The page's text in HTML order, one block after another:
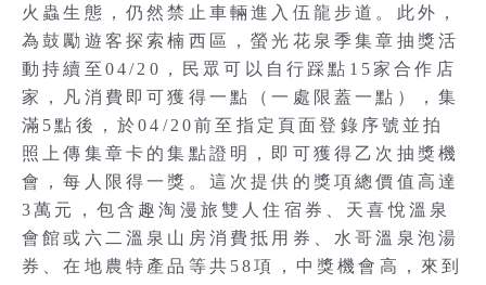
火蟲生態，仍然禁止車輛進入伍龍步道。此外，
為鼓勵遊客探索楠西區，螢光花泉季集章抽獎活
動持續至04/20，民眾可以自行踩點15家合作店
家，凡消費即可獲得一點（一處限蓋一點），集
滿5點後，於04/20前至指定頁面登錄序號並拍
照上傳集章卡的集點證明，即可獲得乙次抽獎機
會，每人限得一獎。這次提供的獎項總價值高達
3萬元，包含趣淘漫旅雙人住宿券、天喜悅溫泉
會館或六二溫泉山房消費抵用券、水哥溫泉泡湯
券、在地農特產品等共58項，中獎機會高，來到